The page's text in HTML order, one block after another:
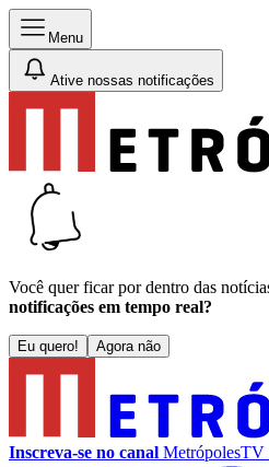
Menu
Ative nossas notificações
Você quer ficar por dentro das
notificações em tempo real?
Eu quero! Agora não
Inscreva-se no canal MetrópolesTV